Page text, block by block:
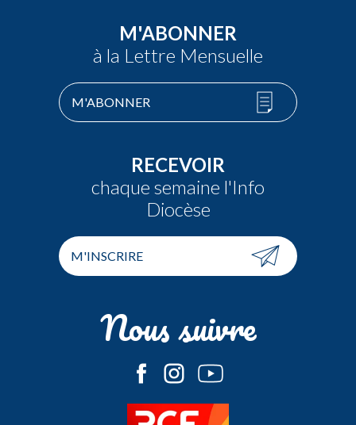
M'ABONNER
à la Lettre Mensuelle
M'ABONNER
RECEVOIR
chaque semaine l'Info
Diocèse
M'INSCRIRE
Nous suivre